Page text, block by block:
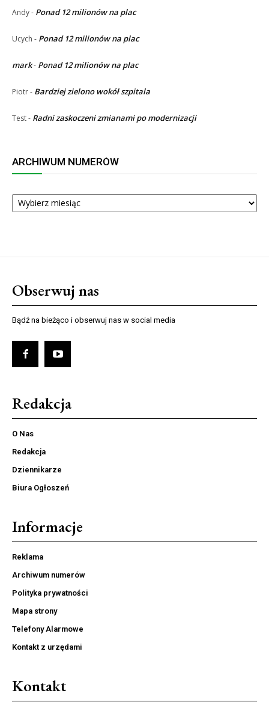
Andy- Ponad 12 milionów na plac
Ucych - Ponad 12 milionów na plac
mark- Ponad 12 milionów na plac
Piotr- Bardziej zielono wokół szpitala
Test- Radni zaskoczeni zmianami po modernizacji
ARCHIWUM NUMERÓW
ARCHIWUM
NUMERÓW
Obserwuj nas
Bądź na bieżąco i obserwuj nas w social media
Redakcja
O Nas
Redakcja
Dziennikarze
Biura Ogłoszeń
Informacje
Reklama
Archiwum numerów
Polityka prywatności
Mapa strony
Telefony Alarmowe
Kontakt z urzędami
Kontakt